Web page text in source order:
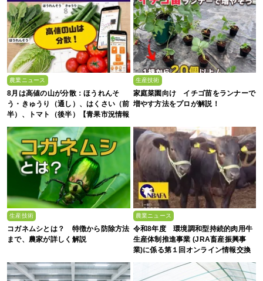
農業ニュース
8月は高値の山が分散：ほうれんそ
う・きゅうり（通し）、はくさい（前
半）、トマト（後半）【青果市況情報
生産技術
家庭菜園向け イチゴ苗をランナーで
増やす方法をプロが解説！
生産技術
コガネムシとは？ 特徴から防除方法
まで、農家が詳しく解説
農業ニュース
令和8年度 環境調和型持続的肉用牛
生産体制推進事業 (JRA畜産振興事
業)に係る第１回オンライン情報交換